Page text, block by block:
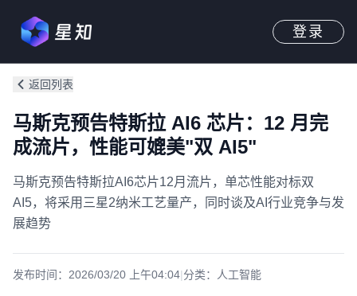
登录
返回列表
马斯克预告特斯拉 AI6 芯片：12 月完
成流片，性能可媲美"双 AI5"
马斯克预告特斯拉AI6芯片12月流片，单芯性能对标双
AI5，将采用三星2纳米工艺量产，同时谈及AI行业竞争与发
展趋势
发布时间： 2026/03/20 上午04:04|分类： 人工智能